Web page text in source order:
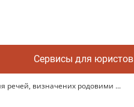
Сервисы для юристов
речей, визначених родовими ...